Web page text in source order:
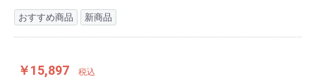
おすすめ商品 新商品
￥15,897 税込